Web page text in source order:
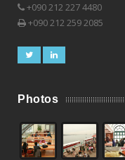
+090 212 227 4480
+090 212 259 2085
Photos